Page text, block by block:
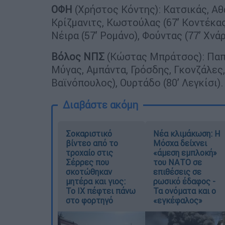
ΟΦΗ (Χρήστος Κόντης): Κατσικάς,
Κρίζμανιτς, Κωστούλας (67’
Νέιρα (57’ Ρομάνο), Φούντας (77’
Βόλος ΝΠΣ (Κώστας Μπράτσος):
Μύγας, Αμπάντα, Γρόσδης,
Βαϊνόπουλος), Ουρτάδο (80’ Λεγκίσι).
Διαβάστε ακόμη
Σοκαριστικό
βίντεο από το
τροχαίο στις
Σέρρες που
σκοτώθηκαν
μητέρα και γιος:
Το ΙΧ πέφτει πάνω
στο φορτηγό
Νέα κλιμάκωση: Η
Μόσχα δείχνει
«άμεση εμπλοκή»
του ΝΑΤΟ σε
επιθέσεις σε
ρωσικό έδαφος -
Τα ονόματα και ο
«εγκέφαλος»